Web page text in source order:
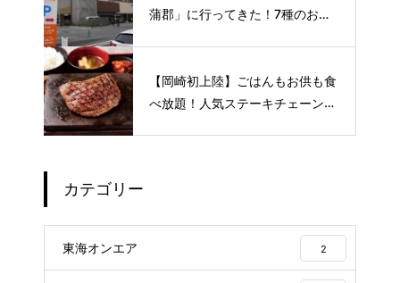
蒲郡」に行ってきた！7種のお風
【岡崎初上陸】ごはんもお供も食
べ放題！人気ステーキチェーン
カテゴリー
東海オンエア 2